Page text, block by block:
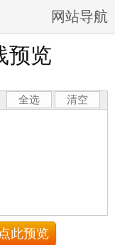
网站导航
预览
全选 清空